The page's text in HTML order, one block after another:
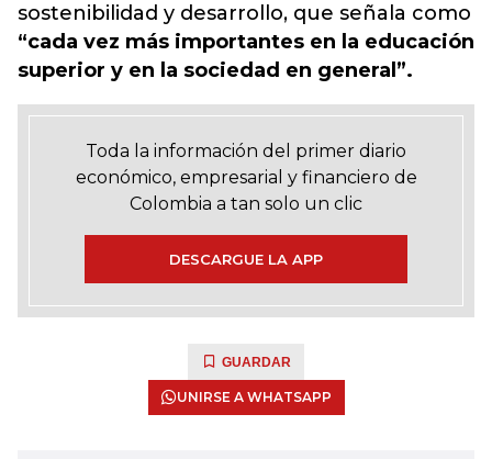
sostenibilidad y desarrollo, que señala como
“cada vez más importantes en la educación
superior y en la sociedad en general”.
Toda la información del primer diario
económico, empresarial y financiero de
Colombia a tan solo un clic
DESCARGUE LA APP
GUARDAR
UNIRSE A WHATSAPP